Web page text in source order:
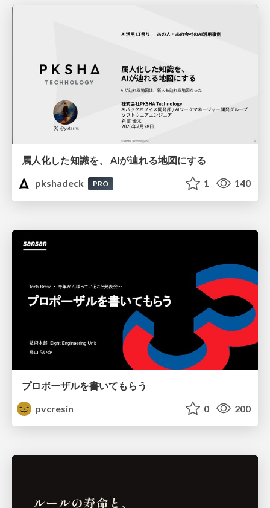
属人化した知識を、 AIが辿れる地図にする
pkshadeck
PRO 1 140
プロポーザルを書いてもらう
pvcresin
0 200